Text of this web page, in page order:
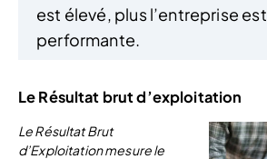
est élevé, plus l’entreprise est
performante.
Le Résultat brut d’exploitation
Le Résultat Brut
d’Exploitation mesure le